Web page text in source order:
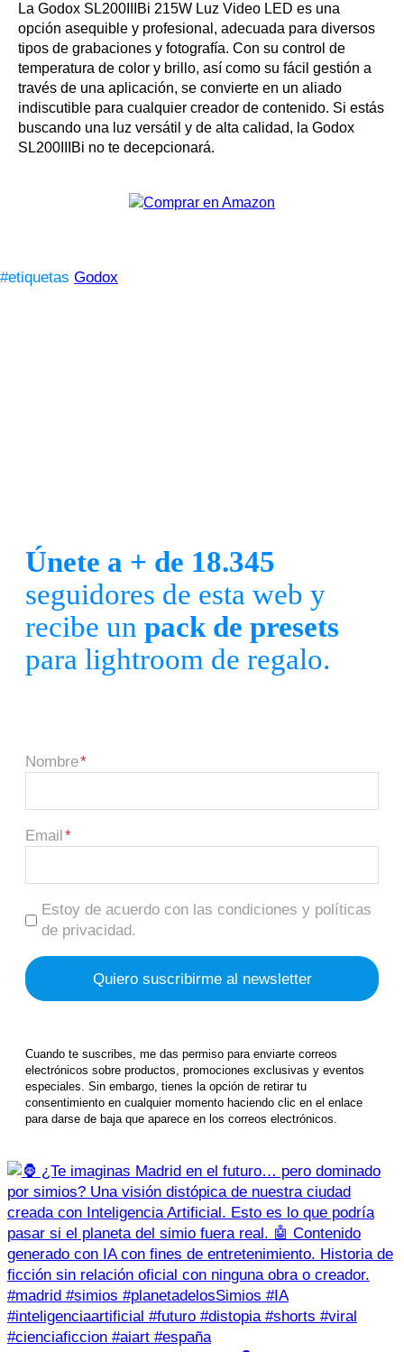
La Godox SL200IIIBi 215W Luz Video LED es una
opción asequible y profesional, adecuada para diversos
tipos de grabaciones y fotografía. Con su control de
temperatura de color y brillo, así como su fácil gestión a
través de una aplicación, se convierte en un aliado
indiscutible para cualquier creador de contenido. Si estás
buscando una luz versátil y de alta calidad, la Godox
SL200IIIBi no te decepcionará.
#etiquetas Godox
Únete a + de 18.345
seguidores de esta web y
recibe un pack de presets
para lightroom de regalo.
Nombre
Email
Estoy de acuerdo con las condiciones y políticas
de privacidad.
Cuando te suscribes, me das permiso para enviarte correos
electrónicos sobre productos, promociones exclusivas y eventos
especiales. Sin embargo, tienes la opción de retirar tu
consentimiento en cualquier momento haciendo clic en el enlace
para darse de baja que aparece en los correos electrónicos.